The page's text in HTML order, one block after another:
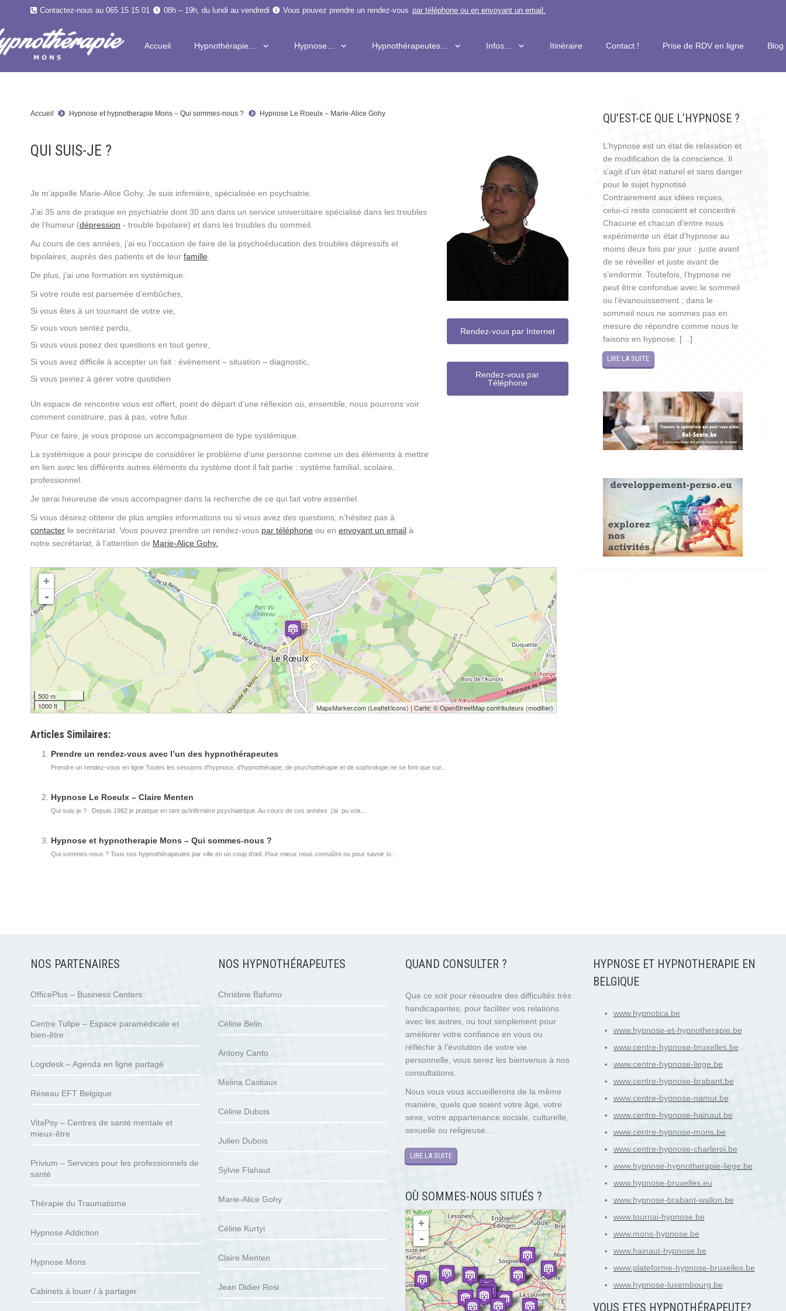
Contactez-nous au 065 15 15 01 08h – 19h, du lundi au vendredi Vous pouvez prendre un rendez-vous par téléphone ou en envoyant un email
Accueil Hypnothérapie… Hypnose… Hypnothérapeutes… Infos… Itinéraire Contact ! Prise de RDV en ligne Blog
Accueil Hypnose et hypnotherapie Mons – Qui sommes-nous ? Hypnose Le Roeulx – Marie-Alice Gohy
QUI SUIS-JE ?
Je m’appelle Marie-Alice Gohy. Je suis infirmière, spécialisée en psychiatrie.
J’ai 35 ans de pratique en psychiatrie dont 30 ans dans un service universitaire spécialisé dans les troubles
de l’humeur (dépression - trouble bipolaire) et dans les troubles du sommeil.
Au cours de ces années, j’ai eu l’occasion de faire de la psychoéducation des troubles dépressifs et
bipolaires, auprès des patients et de leur famille
De plus, j’ai une formation en systémique.
Si votre route est parsemée d’embûches,
Si vous êtes à un tournant de votre vie,
Si vous vous sentez perdu,
Si vous vous posez des questions en tout genre,
Si vous avez difficile à accepter un fait : évènement – situation – diagnostic,
Si vous peinez à gérer votre quotidien
Un espace de rencontre vous est offert, point de départ d’une réflexion où, ensemble, nous pourrons voir
comment construire, pas à pas, votre futur.
Pour ce faire, je vous propose un accompagnement de type systémique.
La systémique a pour principe de considérer le problème d’une personne comme un des éléments à mettre
en lien avec les différents autres éléments du système dont il fait partie : système familial, scolaire,
professionnel.
Je serai heureuse de vous accompagner dans la recherche de ce qui fait votre essentiel.
Si vous désirez obtenir de plus amples informations ou si vous avez des questions, n’hésitez pas à
contacter le secrétariat. Vous pouvez prendre un rendez-vous par téléphone ou en envoyant un email à
notre secrétariat, à l’attention de Marie-Alice Gohy.
Rendez-vous par Internet
Rendez-vous par
Téléphone
chargement de la carte - veuillez patienter...
+
-
500 m
1000 ft
MapsMarker.com (Leaflet/icons) | Carte: ©OpenStreetMap contributeurs (modifier)
Articles Similaires:
Prendre un rendez-vous avec l’un des hypnothérapeutes
Prendre un rendez-vous en ligne Toutes les sessions d'hypnose, d'hypnothérapie, de psychothérapie et de sophrologie ne se font que sur...
Hypnose Le Roeulx – Claire Menten
Qui suis-je ? Depuis 1982 je pratique en tant qu’infirmière psychiatrique. Au cours de ces années j’ai pu voir,...
Hypnose et hypnotherapie Mons – Qui sommes-nous ?
Qui sommes-nous ? Tous nos hypnothérapeutes par ville en un coup d'œil. Pour mieux nous connaître ou pour savoir si...
QU’EST-CE QUE L’HYPNOSE ?
L’hypnose est un état de relaxation et
de modification de la conscience. Il
s’agit d’un état naturel et sans danger
pour le sujet hypnotisé.
Contrairement aux idées reçues,
celui-ci reste conscient et concentré.
Chacune et chacun d’entre nous
expérimente un état d’hypnose au
moins deux fois par jour : juste avant
de se réveiller et juste avant de
s’endormir. Toutefois, l’hypnose ne
peut être confondue avec le sommeil
ou l’évanouissement ; dans le
sommeil nous ne sommes pas en
mesure de répondre comme nous le
faisons en hypnose. […]
LIRE LA SUITE
NOS PARTENAIRES
OfficePlus – Business Centers
Centre Tulipe – Espace paramédicale et
bien-être
Logidesk – Agenda en ligne partagé
Réseau EFT Belgique
VitaPsy – Centres de santé mentale et
mieux-être
Privium – Services pour les professionnels de
santé
Thérapie du Traumatisme
Hypnose Addiction
Hypnose Mons
Cabinets à louer / à partager
NOS HYPNOTHÉRAPEUTES
Christine Bafumo
Céline Belin
Antony Canto
Melina Castiaux
Céline Dubois
Julien Dubois
Sylvie Flahaut
Marie-Alice Gohy
Céline Kurtyi
Claire Menten
Jean Didier Rosi
QUAND CONSULTER ?
Que ce soit pour résoudre des difficultés très
handicapantes, pour faciliter vos relations
avec les autres, ou tout simplement pour
améliorer votre confiance en vous ou
réfléchir à l’évolution de votre vie
personnelle, vous serez les bienvenus à nos
consultations.
Nous vous vous accueillerons de la même
manière, quels que soient votre âge, votre
sexe, votre appartenance sociale, culturelle,
sexuelle ou religieuse…
LIRE LA SUITE
OÙ SOMMES-NOUS SITUÉS ?
chargement de la carte - veuillez patienter...
+
-
HYPNOSE ET HYPNOTHERAPIE EN
BELGIQUE
www.hypnotica.be
www.hypnose-et-hypnotherapie.be
www.centre-hypnose-bruxelles.be
www.centre-hypnose-liege.be
www.centre-hypnose-brabant.be
www.centre-hypnose-namur.be
www.centre-hypnose-hainaut.be
www.centre-hypnose-mons.be
www.centre-hypnose-charleroi.be
www.hypnose-hypnotherapie-liege.be
www.hypnose-bruxelles.eu
www.hypnose-brabant-wallon.be
www.tournai-hypnose.be
www.mons-hypnose.be
www.hainaut-hypnose.be
www.plateforme-hypnose-bruxelles.be
www.hypnose-luxembourg.be
VOUS ETES HYPNOTHÉRAPEUTE?